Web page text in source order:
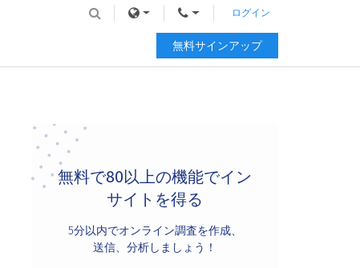
ログイン
無料サインアップ
Primary
Sidebar
無料で80以上の機能でイン
サイトを得る
5分以内でオンライン調査を作成、
送信、分析しましょう！